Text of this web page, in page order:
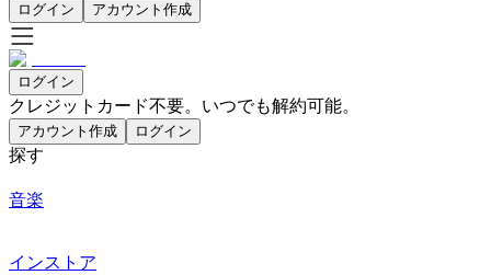
ログイン アカウント作成
ログイン
クレジットカード不要。いつでも解約可能。
アカウント作成 ログイン
探す
音楽
インストア